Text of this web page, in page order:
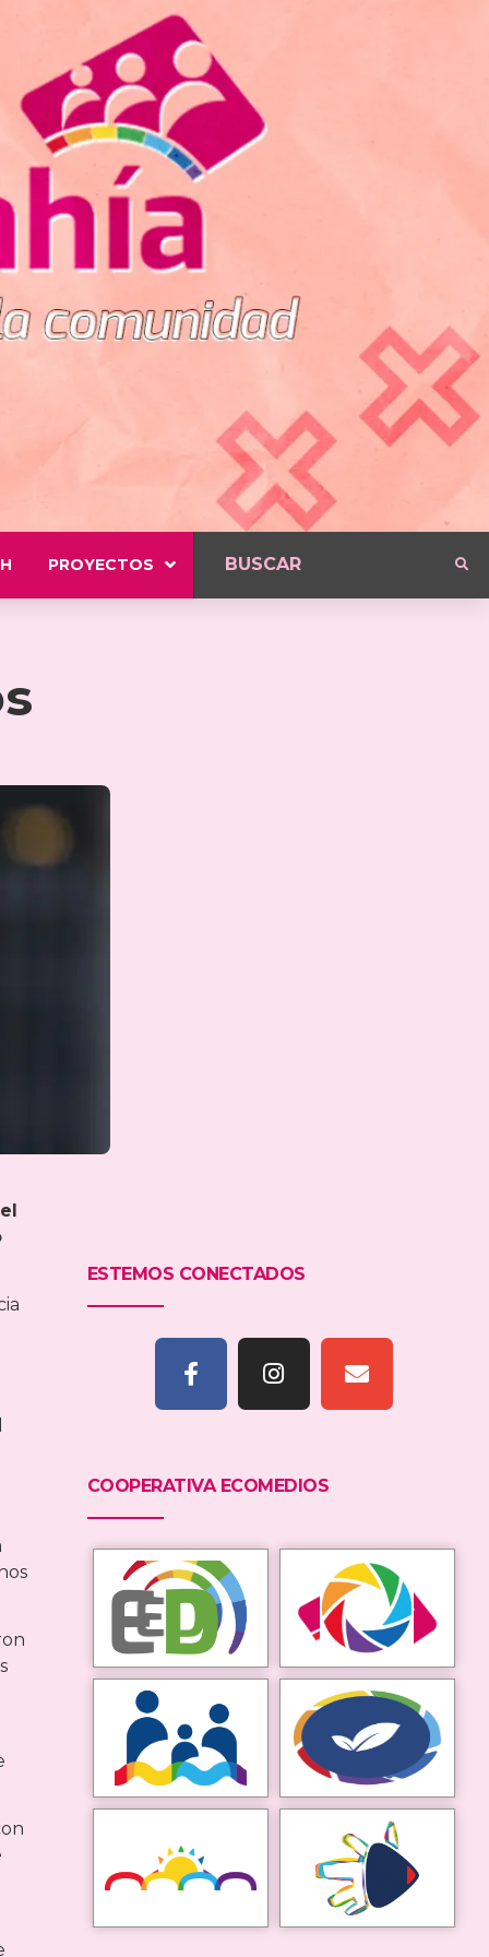
PROYECTOS
ESTEMOS CONECTADOS
COOPERATIVA ECOMEDIOS